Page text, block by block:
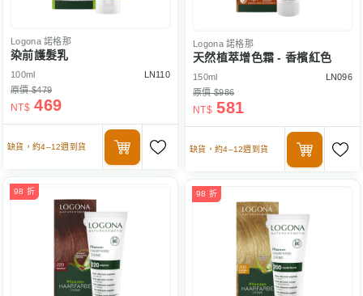
Logona諾格那
染前護髮乳
100ml
LN110
原價 $479
NT$ 469
缺貨，約4–12週到貨
Logona諾格那
天然植萃增色霜 - 香檳紅色
150ml
LN096
原價 $986
NT$ 581
缺貨，約4–12週到貨
98 折 98 折